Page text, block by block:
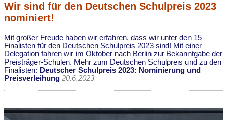
Wir sind für den Deutschen Schulpreis 2023
nominiert!
Mit großer Freude haben wir erfahren, dass wir unter den 15
Finalisten für den Deutschen Schulpreis 2023 sind! Mit einer
Delegation fahren wir im Oktober nach Berlin zur Bekanntgabe der
Preisträger-Schulen. Mehr zum Deutschen Schulpreis und zu den
Finalisten: Deutscher Schulpreis 2023: Nominierung und
Preisverleihung 20.6.2023